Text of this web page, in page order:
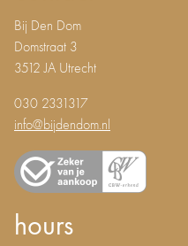
Bij Den Dom
Domstraat 3
3512 JA Utrecht
030 2331317
info@bijdendom.nl
hours